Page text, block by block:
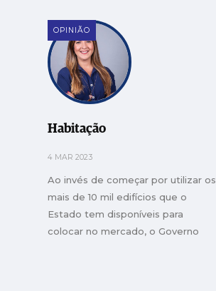
OPINIÃO
Habitação
4 MAR 2023
Ao invés de começar por utilizar os
mais de 10 mil edifícios que o
Estado tem disponíveis para
colocar no mercado, o Governo